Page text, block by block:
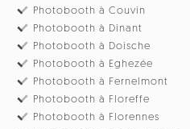
Photobooth à Couvin
Photobooth à Dinant
Photobooth à Doische
Photobooth à Eghezée
Photobooth à Fernelmont
Photobooth à Floreffe
Photobooth à Florennes